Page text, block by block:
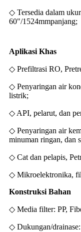
◇ Tersedia dalam
60"/1524mmpanjang;
Aplikasi Khas
◇ Prefiltrasi RO,
◇ Penyaringan air
listrik;
◇ API, pelarut, dan
◇ Penyaringan air
minuman ringan, dan
◇ Cat dan pelapis,
◇ Mikroelektronika,
Konstruksi Bahan
◇ Media filter: PP,
◇ Dukungan/